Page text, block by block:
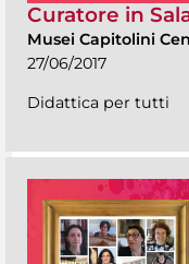
Curatore in
Musei Capitolini
27/06/2017
Didattica per tutti